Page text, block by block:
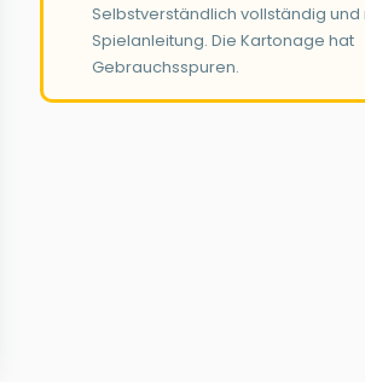
Selbstverständlich vollständig und
Spielanleitung. Die Kartonage hat
Gebrauchsspuren.